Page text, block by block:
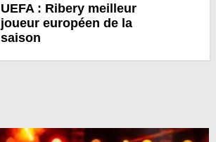
UEFA : Ribery meilleur
joueur européen de la
saison